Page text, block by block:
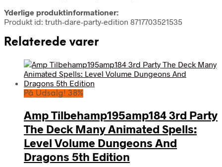
Yderlige produktinformationer:
Produkt id: truth-dare-party-edition 8717703521535
Relaterede varer
På Udsalg! 38%
Amp Tilbehamp195amp184 3rd Party
The Deck Many Animated Spells:
Level Volume Dungeons And
Dragons 5th Edition